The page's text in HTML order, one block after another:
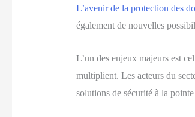
L’avenir de la protection des
également de nouvelles
L’un des enjeux majeurs est
multiplient. Les acteurs du
solutions de sécurité à la